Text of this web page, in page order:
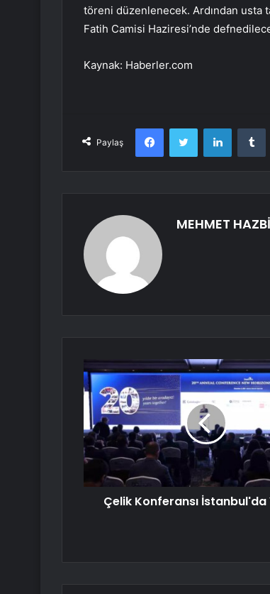
töreni düzenlenecek. Ardından usta
Fatih Camisi Haziresi’nde
Kaynak: Haberler.com
Paylaş
FacebookTwitter LinkedIn
MEHMET
Çelik Konferansı İstanbul'da